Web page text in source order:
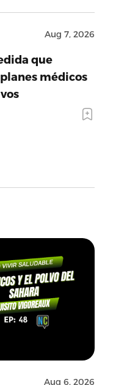
Aug 7, 2026
que
médicos
Aug 6, 2026